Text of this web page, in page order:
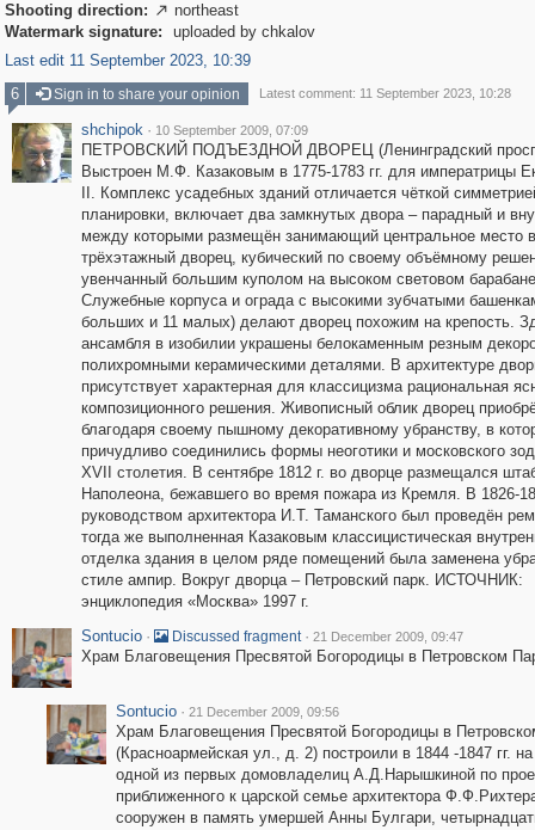
Shooting direction:  northeast
Watermark signature:
uploaded by chkalov
Last edit 11 September 2023, 10:39
6
Sign in to share your opinion Latest comment: 11 September 2023, 10:28
shchipok · 10 September 2009, 07:09
ПЕТРОВСКИЙ ПОДЪЕЗДНОЙ ДВОРЕЦ (Ленинградский
Выстроен М.Ф. Казаковым в 1775-1783 гг. для императрицы
II. Комплекс усадебных зданий отличается чёткой
планировки, включает два замкнутых двора – парадный и
между которыми размещён занимающий центральное место
трёхэтажный дворец, кубический по своему объёмному
увенчанный большим куполом на высоком световом
Служебные корпуса и ограда с высокими зубчатыми
больших и 11 малых) делают дворец похожим на крепость.
ансамбля в изобилии украшены белокаменным резным
полихромными керамическими деталями. В архитектуре
присутствует характерная для классицизма рациональная
композиционного решения. Живописный облик дворец
благодаря своему пышному декоративному убранству, в
причудливо соединились формы неоготики и московского
XVII столетия. В сентябре 1812 г. во дворце размещался
Наполеона, бежавшего во время пожара из Кремля. В 1826-
руководством архитектора И.Т. Таманского был проведён
тогда же выполненная Казаковым классицистическая
отделка здания в целом ряде помещений была заменена
стиле ампир. Вокруг дворца – Петровский парк. ИСТОЧНИК:
энциклопедия «Москва» 1997 г.
Sontucio · Discussed fragment · 21 December 2009, 09:47
Храм Благовещения Пресвятой Богородицы в Петровском
Sontucio · 21 December 2009, 09:56
Храм Благовещения Пресвятой Богородицы в
(Красноармейская ул., д. 2) построили в 1844 -1847 гг.
одной из первых домовладелиц А.Д.Нарышкиной по
приближенного к царской семье архитектора
сооружен в память умершей Анны Булгари,